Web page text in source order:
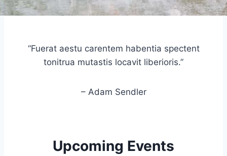
“Fuerat aestu carentem habentia spectent
tonitrua mutastis locavit liberioris.”
– Adam Sendler
Upcoming Events